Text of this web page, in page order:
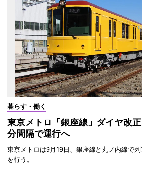
暮らす・働く
東京メトロ「銀座線」ダイヤ改
分間隔で運行へ
東京メトロは9月19日、銀座線と丸ノ内線で
を行う。